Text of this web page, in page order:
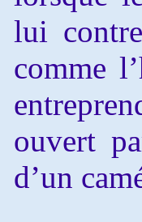
lui
comme
ouvert
d’un